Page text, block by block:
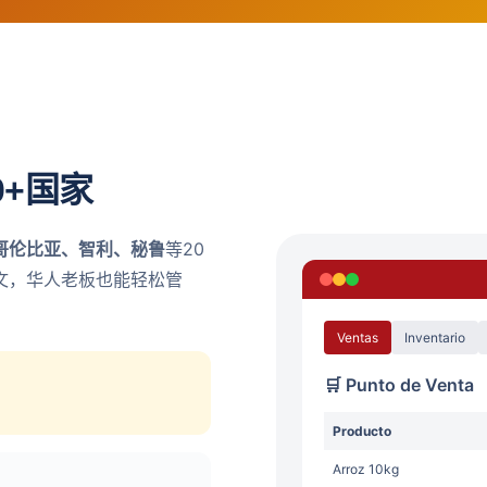
国家
伦比亚、智利、秘鲁等20
，华人老板也能轻松管
Ventas Inventario
🛒 Punto de Venta
Producto
Arroz 10kg